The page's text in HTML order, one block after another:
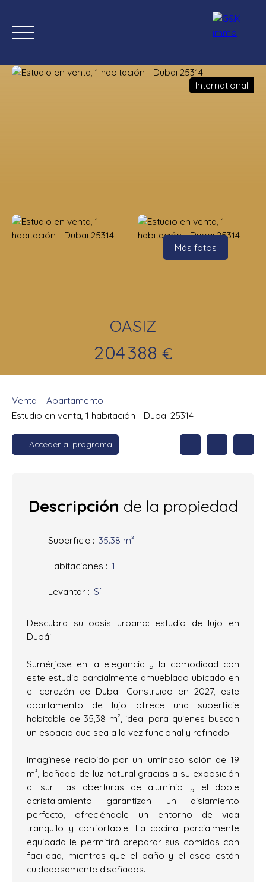
Estimación
International
Más fotos
OASIZ
204 388 €
Venta
Apartamento
Estudio en venta, 1 habitación - Dubai 25314
Acceder al programa
Descripción de la propiedad
Superficie : 35.38 m²
Habitaciones : 1
Levantar : Sí
Descubra su oasis urbano: estudio de lujo en
Dubái
Sumérjase en la elegancia y la comodidad con
este estudio parcialmente amueblado ubicado en
el corazón de Dubai. Construido en 2027, este
apartamento de lujo ofrece una superficie
habitable de 35,38 m², ideal para quienes buscan
un espacio que sea a la vez funcional y refinado.
Imagínese recibido por un luminoso salón de 19
m², bañado de luz natural gracias a su exposición
al sur. Las aberturas de aluminio y el doble
acristalamiento garantizan un aislamiento
perfecto, ofreciéndole un entorno de vida
tranquilo y confortable. La cocina parcialmente
equipada le permitirá preparar sus comidas con
facilidad, mientras que el baño y el aseo están
cuidadosamente diseñados.